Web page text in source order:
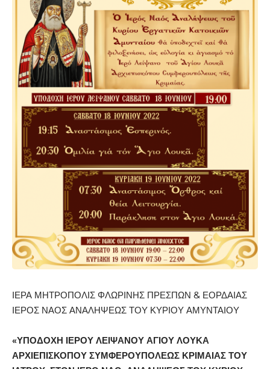
ΙΕΡΑ ΜΗΤΡΟΠΟΛΙΣ ΦΛΩΡΙΝΗΣ ΠΡΕΣΠΩΝ & ΕΟΡΔΑΙΑΣ
ΙΕΡΟΣ ΝΑΟΣ ΑΝΑΛΗΨΕΩΣ ΤΟΥ ΚΥΡΙΟΥ ΑΜΥΝΤΑΙΟΥ
«ΥΠΟΔΟΧΗ ΙΕΡΟΥ ΛΕΙΨΑΝΟΥ ΑΓΙΟΥ ΛΟΥΚΑ
ΑΡΧΙΕΠΙΣΚΟΠΟΥ ΣΥΜΦΕΡΟΥΠΟΛΕΩΣ ΚΡΙΜΑΙΑΣ ΤΟΥ